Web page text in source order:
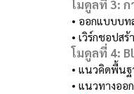
โมดูลที่ 3:
• ออกแบบบท
• เวิร์กชอปส
โมดูลที่ 4:
• แนวคิดพื้นฐ
• แนวทางออ